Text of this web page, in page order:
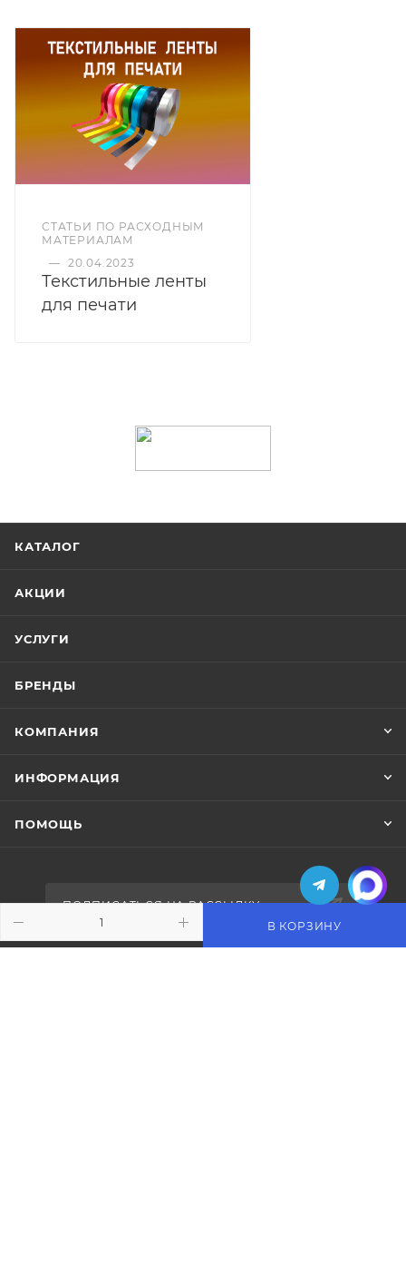
В КОРЗИНУ
СТАТЬИ ПО РАСХОДНЫМ
МАТЕРИАЛАМ
— 20.04.2023
Текстильные ленты
для печати
КАТАЛОГ
АКЦИИ
УСЛУГИ
БРЕНДЫ
КОМПАНИЯ
ИНФОРМАЦИЯ
ПОМОЩЬ
ПОДПИСАТЬСЯ НА РАССЫЛКУ